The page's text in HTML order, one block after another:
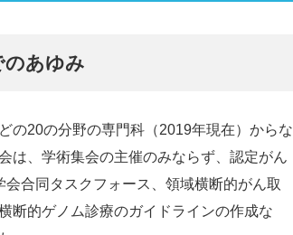
のあゆみ
の20の分野の専門科（2019年現在）からな
は、学術集会の主催のみならず、認定がん
合同タスクフォース、領域横断的がん取
断的ゲノム診療のガイドラインの作成な